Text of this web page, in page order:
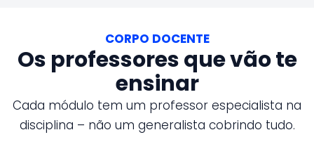
CORPO DOCENTE
Os professores que vão te
ensinar
Cada módulo tem um professor especialista na
disciplina – não um generalista cobrindo tudo.